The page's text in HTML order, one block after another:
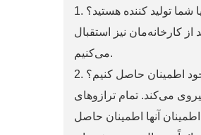
1. آیا شما تولید کننده هستید؟
کارخانه‌مان نیز استقبال
می‌کنیم.
اطمینان حاصل کنیم؟
می‌کند. تمام ترازوهای
آنها اطمینان حاصل